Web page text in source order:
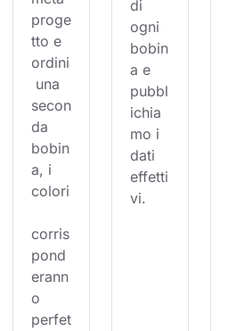
proge
tto e
ordini
una
secon
da
bobin
a, i
colori
corris
pond
erann
o
perfet
di
ogni
bobin
a e
pubbl
ichia
mo i
dati
effetti
vi.